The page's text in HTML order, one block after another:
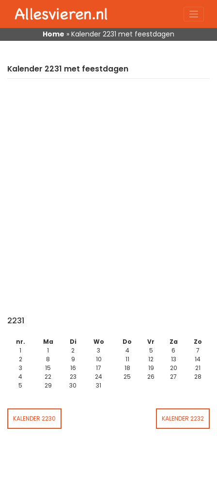
content
Home » Kalender 2231 met feestdagen
Kalender 2231 met feestdagen
2231
nr. Ma Di Wo Do Vr Za
Zo
1
1 2 3 4 5 6
7
2
8 9 10 11 12 13
14
3
15 16 17 18 19 20
21
4
22 23 24 25 26 27
28
5
29 30 31
KALENDER 2230 KALENDER 2232